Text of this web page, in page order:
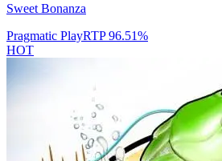
Sweet Bonanza
Pragmatic PlayRTP96.51%
HOT